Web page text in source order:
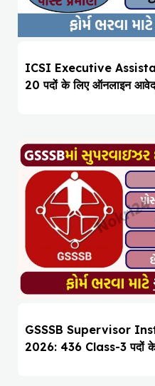
ICSI Executive
20 पदों के लिए ऑनलाइन
GSSSB Supervisor
2026: 436 Class-3 पदों